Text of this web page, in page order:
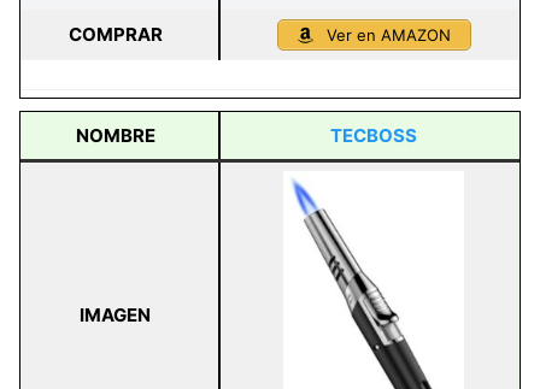
COMPRAR Ver en AMAZON
NOMBRE TECBOSS
IMAGEN